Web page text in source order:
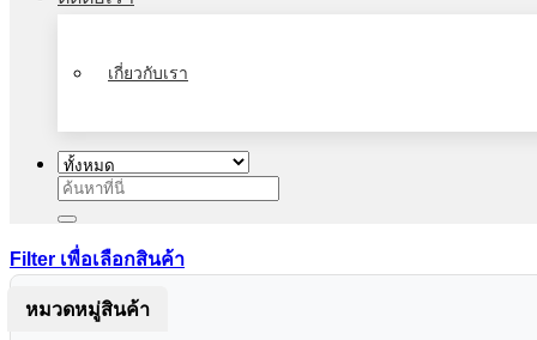
เกี่ยวกับเรา
ค้นหา:
Filter เพื่อเลือกสินค้า
หมวดหมู่สินค้า